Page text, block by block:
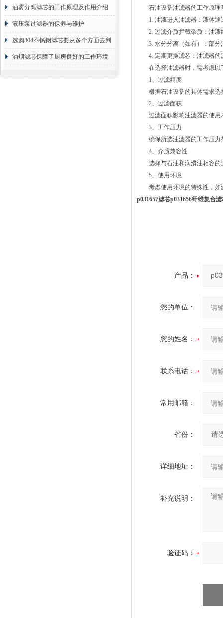
油雾分离滤芯的工作原理及作用介绍
液压泵过滤器的保养与维护
选购304不锈钢滤芯要从多个方面去判
断
油烟滤芯保障了厨房良好的工作环境
石油设备油滤器的工作原理
1. 油液进入油滤器：液体通
2. 过滤介质拦截杂质：油液
3. 水分分离（如有）：部分
4. 定期更换滤芯：油滤器的
在选择油滤器时，需考虑以
1、过滤精度
根据石油设备的具体需求选
2、过滤面积
过滤面积影响油滤器的使用
3、工作压力
确保所选油滤器的工作压力
4、介质兼容性
选择与石油和润滑油相容的
5、使用环境
考虑使用环境的特殊性，如
p031657滤芯p031656纤维复合
产品：
您的单位：
您的姓名：
联系电话：
常用邮箱：
省份：
详细地址：
补充说明：
验证码：